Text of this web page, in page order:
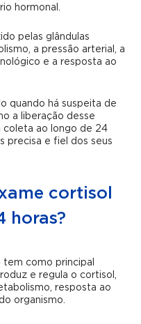
hormonal.
pelas glândulas
a pressão arterial, a
e a resposta ao
quando há suspeita de
a liberação desse
coleta ao longo de 24
precisa e fiel dos seus
cortisol
horas?
como principal
e regula o cortisol,
resposta ao
organismo.